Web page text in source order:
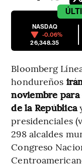
NASDAQ
-0.06%
26,348.35
Bloomberg
hondureños
noviembre
de la República
presidenciales
298 alcaldes
Congreso